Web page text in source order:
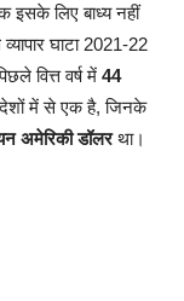
इसके लिए बाध्य नहीं
घाटा 2021-22
वित्त वर्ष में 44
में से एक है, जिनके
अमेरिकी डॉलरथा।